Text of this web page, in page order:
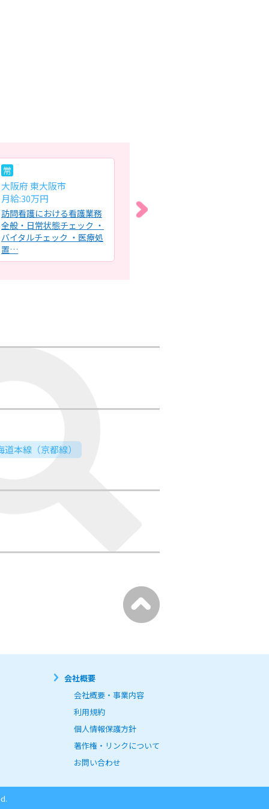
常
大阪府 東大阪市
月給:30万円
訪問看護における看護業務
全般・日常状態チェック ・
バイタルチェック ・医療処
置…
月給:25万円～37.8万円
各病棟での看護業務全般・
道本線（京都線）
会社概要
会社概要・事業内容
利用規約
個人情報保護方針
著作権・リンクについて
お問い合わせ